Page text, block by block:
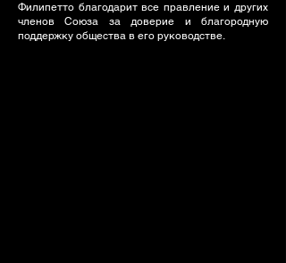
Филипетто благодарит все правление и других
членов Союза за доверие и благородную
поддержку общества в его руководстве.